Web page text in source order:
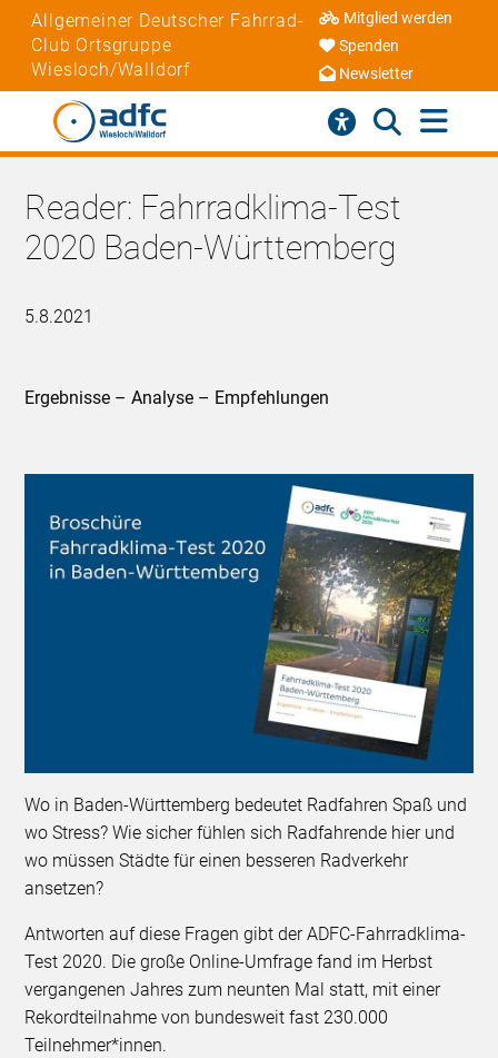
Allgemeiner Deutscher Fahrrad-
Club Ortsgruppe
Wiesloch/Walldorf
Mitglied werden
Spenden
Newsletter
Reader: Fahrradklima-Test
2020 Baden-Württemberg
5.8.2021
Ergebnisse – Analyse – Empfehlungen
Wo in Baden-Württemberg bedeutet Radfahren Spaß und
wo Stress? Wie sicher fühlen sich Radfahrende hier und
wo müssen Städte für einen besseren Radverkehr
ansetzen?
Antworten auf diese Fragen gibt der ADFC-Fahrradklima-
Test 2020. Die große Online-Umfrage fand im Herbst
vergangenen Jahres zum neunten Mal statt, mit einer
Rekordteilnahme von bundesweit fast 230.000
Teilnehmer*innen.